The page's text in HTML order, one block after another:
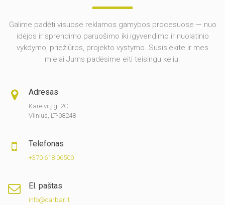
Galime padėti visuose reklamos gamybos procesuose — nuo
idėjos ir sprendimo paruošimo iki igyvendimo ir nuolatinio
vykdymo, priežiūros, projekto vystymo. Susisiekite ir mes
mielai Jums padėsime eiti teisingu keliu.
Adresas
Kareivių g. 2C
Vilnius, LT-08248
Telefonas
+370 618 06500
El. paštas
info@carbar.lt